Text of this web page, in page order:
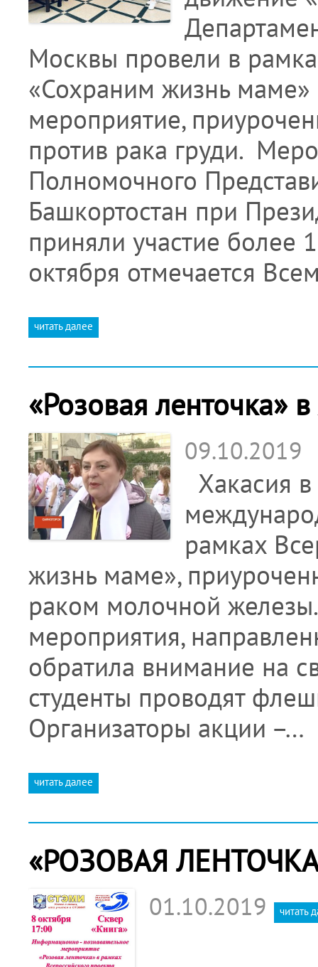
Москвы провели в
«Сохраним жизнь
мероприятие,
против рака груди.
Полномочного
Башкортостан при
приняли участие
октября отмечается
читать далее
«Розовая ленточка»
09.10.2019
Хакасия
рамках
жизнь маме»,
раком молочной
мероприятия,
обратила внимание на
студенты проводят
Организаторы акции –…
читать далее
«РОЗОВАЯ
01.10.2019 читать